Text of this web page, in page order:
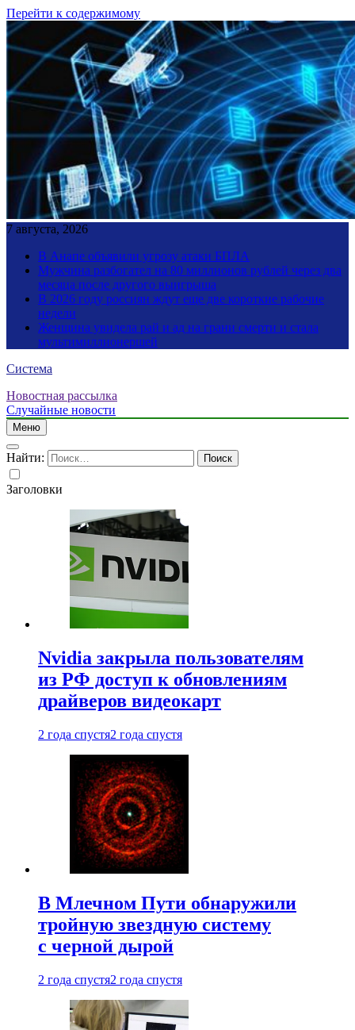
Перейти к содержимому
7 августа, 2026
В Анапе объявили угрозу атаки БПЛА
Мужчина разбогател на 80 миллионов рублей через два
месяца после другого выигрыша
В 2026 году россиян ждут еще две короткие рабочие
недели
Женщина увидела рай и ад на грани смерти и стала
мультимиллионершей
Система
Новостная рассылка
Случайные новости
Меню
Найти:
Заголовки
Nvidia закрыла пользователям
из РФ доступ к обновлениям
драйверов видеокарт
2 года спустя2 года спустя
В Млечном Пути обнаружили
тройную звездную систему
с черной дырой
2 года спустя2 года спустя